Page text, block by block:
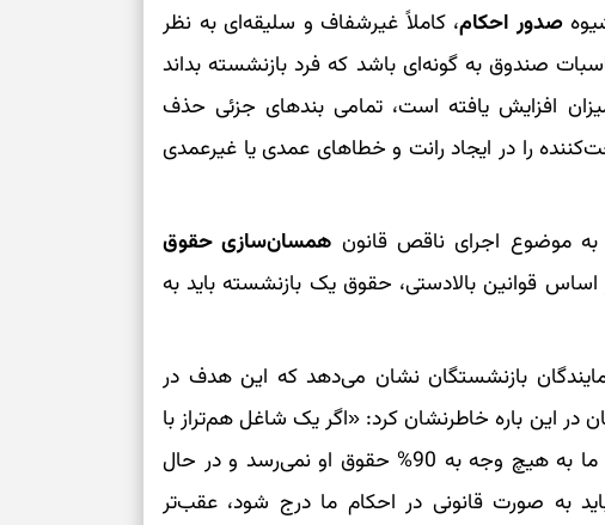
صدور احکام، کاملاً غیرشفاف و سلیقه‌ای به نظر
صندوق به گونه‌ای باشد که فرد بازنشسته بداند
افزایش یافته است، تمامی بندهای جزئی حذف
را در ایجاد رانت و خطاهای عمدی یا غیرعمدی
به موضوع اجرای ناقص قانون همسان‌سازی حقوق
اساس قوانین بالادستی، حقوق یک بازنشسته باید به
بازنشستگان نشان می‌دهد که این هدف در
در این باره خاطرنشان کرد: «اگر یک شاغل هم‌تراز با
30 سال خدمت را معیار قرار دهیم، دریافتی ما به هیچ وجه به 90% حقوق او نمی‌رسد و در حال
از آنچه باید به صورت قانونی در احکام ما درج شود، عقب‌تر